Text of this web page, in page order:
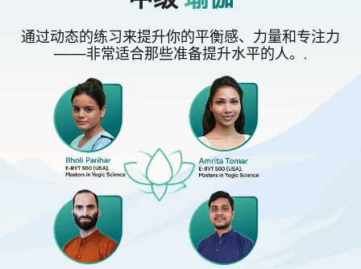
通过动态的练习来提升你的平衡感、力量和专注力
——非常适合那些准备提升水平的人。.